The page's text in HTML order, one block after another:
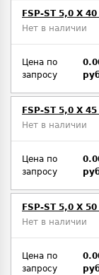
FSP-ST 5,0 X
Нет в наличии
Цена по
запросу
FSP-ST 5,0 X
Нет в наличии
Цена по
запросу
FSP-ST 5,0 X
Нет в наличии
Цена по
запросу